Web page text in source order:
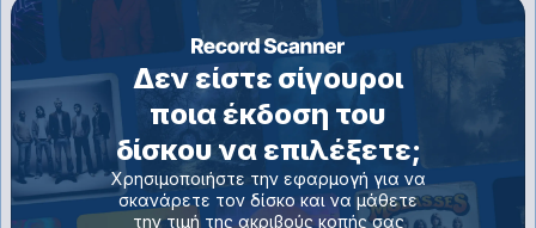
Δεν είστε σίγουροι
ποια έκδοση του
δίσκου να επιλέξετε;
Χρησιμοποιήστε την εφαρμογή για να
σκανάρετε τον δίσκο και να μάθετε
την τιμή της ακριβούς κοπής σας